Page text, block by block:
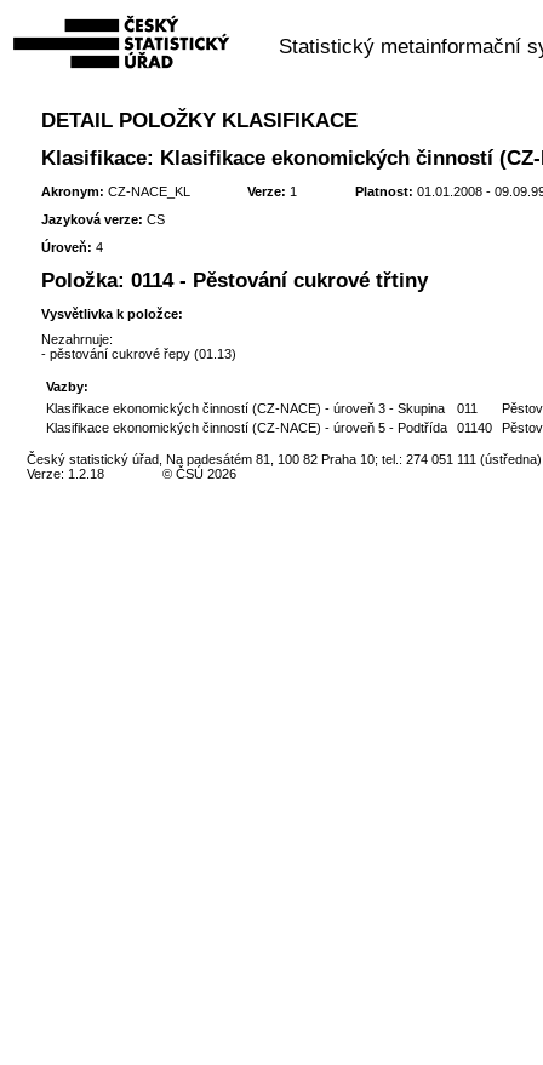
Statistický metainformační
DETAIL POLOŽKY KLASIFIKACE
Klasifikace: Klasifikace ekonomických činností (CZ-
Akronym: CZ-NACE_KL Verze: 1 Platnost: 01.01.2008 -
Jazyková verze: CS
Úroveň: 4
Položka: 0114 - Pěstování cukrové třtiny
Vysvětlivka k položce:
Nezahrnuje:
- pěstování cukrové řepy (01.13)
Vazby:
Klasifikace ekonomických činností (CZ-NACE) - úroveň 3 - Skupina
011
Klasifikace ekonomických činností (CZ-NACE) - úroveň 5 - Podtřída
01140
Český statistický úřad, Na padesátém 81, 100 82 Praha 10; tel.: 274 051 111 (ústředna)
Verze: 1.2.18
© ČSÚ 2026